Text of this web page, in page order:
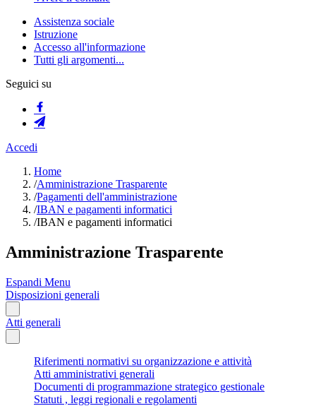
Assistenza sociale
Istruzione
Accesso all'informazione
Tutti gli argomenti...
Seguici su
Accedi
Home
/Amministrazione Trasparente
/Pagamenti dell'amministrazione
/IBAN e pagamenti informatici
/IBAN e pagamenti informatici
Amministrazione Trasparente
Espandi Menu
Disposizioni generali
Atti generali
Riferimenti normativi su organizzazione e attività
Atti amministrativi generali
Documenti di programmazione strategico gestionale
Statuti , leggi regionali e regolamenti